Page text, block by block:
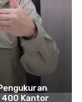
400 Kantor